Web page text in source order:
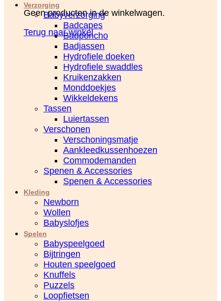
Geen producten in de winkelwagen.
Terug naar winkel
Verzorging
Babyverzorging
Badcapes
Badponcho
Badjassen
Hydrofiele doeken
Hydrofiele swaddles
Kruikenzakken
Monddoekjes
Wikkeldekens
Tassen
Luiertassen
Verschonen
Verschoningsmatje
Aankleedkussenhoezen
Commodemanden
Spenen & Accessories
Spenen & Accessories
Kleding
Newborn
Wollen
Babyslofjes
Spelen
Babyspeelgoed
Bijtringen
Houten speelgoed
Knuffels
Puzzels
Loopfietsen